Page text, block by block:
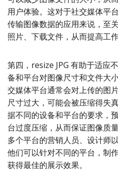
用户体验。这对于社交媒体平
传输图像数据的应用来说，至
照片、下载文件，从而提高工
第四，resize JPG 有助于适应
备和平台对图像尺寸和文件大
交媒体平台通常会对上传的图
尺寸过大，可能会被压缩得失
据不同的设备和平台的要求，
台过度压缩，从而保证图像质
多个平台的营销人员、设计师
他们可以针对不同的平台，制
获得最佳的展示效果。